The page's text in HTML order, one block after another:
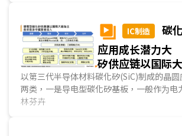
IC制造
碳
应用成长潜力大
矽供应链以国际
以第三代半导体材料碳化矽(SiC)制成的晶
两类，一是导电型碳化矽基板，一般作为电
二是半絶缘型碳化矽基板，主要作为通讯电
林芬卉